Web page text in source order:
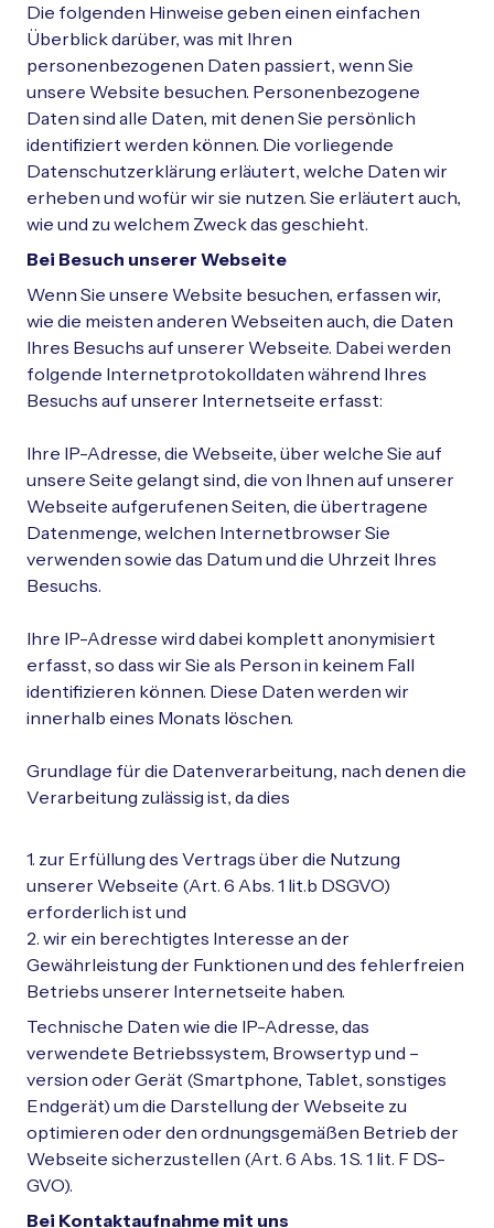
Die folgenden Hinweise geben einen einfachen
Überblick darüber, was mit Ihren
personenbezogenen Daten passiert, wenn Sie
unsere Website besuchen. Personenbezogene
Daten sind alle Daten, mit denen Sie persönlich
identifiziert werden können. Die vorliegende
Datenschutzerklärung erläutert, welche Daten wir
erheben und wofür wir sie nutzen. Sie erläutert auch,
wie und zu welchem Zweck das geschieht.
Bei Besuch unserer Webseite
Wenn Sie unsere Website besuchen, erfassen wir,
wie die meisten anderen Webseiten auch, die Daten
Ihres Besuchs auf unserer Webseite. Dabei werden
folgende Internetprotokolldaten während Ihres
Besuchs auf unserer Internetseite erfasst:
Ihre IP-Adresse, die Webseite, über welche Sie auf
unsere Seite gelangt sind, die von Ihnen auf unserer
Webseite aufgerufenen Seiten, die übertragene
Datenmenge, welchen Internetbrowser Sie
verwenden sowie das Datum und die Uhrzeit Ihres
Besuchs.
Ihre IP-Adresse wird dabei komplett anonymisiert
erfasst, so dass wir Sie als Person in keinem Fall
identifizieren können. Diese Daten werden wir
innerhalb eines Monats löschen.
Grundlage für die Datenverarbeitung, nach denen die
Verarbeitung zulässig ist, da dies
1. zur Erfüllung des Vertrags über die Nutzung
unserer Webseite (Art. 6 Abs. 1 lit.b DSGVO)
erforderlich ist und
2. wir ein berechtigtes Interesse an der
Gewährleistung der Funktionen und des fehlerfreien
Betriebs unserer Internetseite haben.
Technische Daten wie die IP-Adresse, das
verwendete Betriebssystem, Browsertyp und –
version oder Gerät (Smartphone, Tablet, sonstiges
Endgerät) um die Darstellung der Webseite zu
optimieren oder den ordnungsgemäßen Betrieb der
Webseite sicherzustellen (Art. 6 Abs. 1 S. 1 lit. F DS-
GVO).
Bei Kontaktaufnahme mit uns